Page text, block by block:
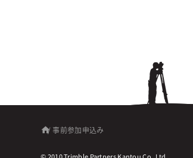
/事前参加申込み
© 2010 Trimble Partners Kantou Co.,Ltd.